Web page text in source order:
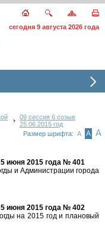
сегодня 9 августа 2026 года
09 сессия 6 созыв
25.06.2015 год
Размер шрифта: А А А
июня 2015 года № 401
и Администрации города
июня 2015 года № 402
на 2015 год и плановый